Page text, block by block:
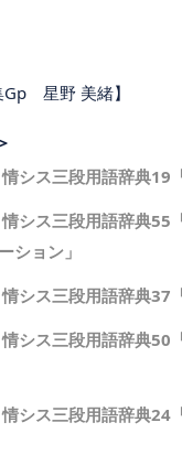
Gp 星野 美緒】
シス三段用語辞典19
シス三段用語辞典55
ション」
シス三段用語辞典37
シス三段用語辞典50
シス三段用語辞典24